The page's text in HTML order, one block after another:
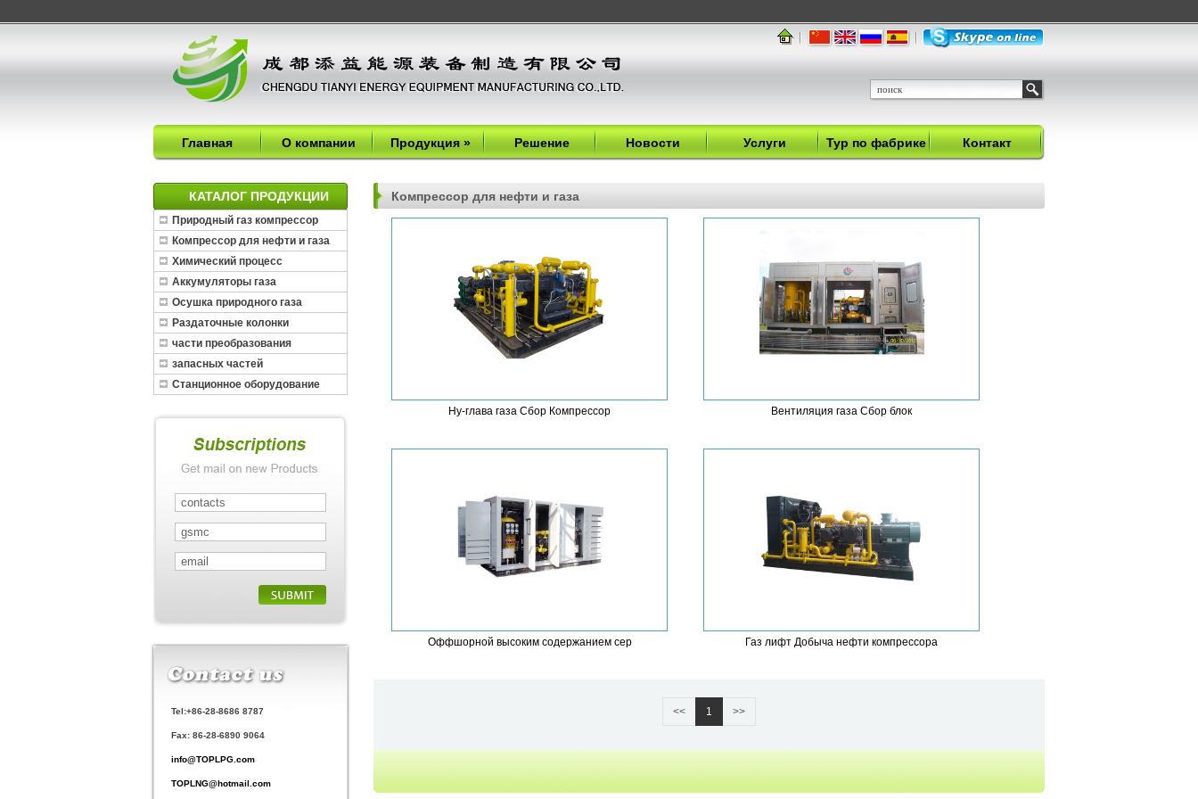
Главная О компании Продукция» Решение Новости Услуги Тур по фабрике Контакт
КАТАЛОГ ПРОДУКЦИИ
Природный газ компрессор
Компрессор для нефти и газа
Химический процесс
Аккумуляторы газа
Осушка природного газа
Раздаточные колонки
части преобразования
запасных частей
Станционное оборудование
Tel:+86-28-8686 8787
Fax: 86-28-6890 9064
info@TOPLPG.com
TOPLNG@hotmail.com
Компрессор для нефти и газа
Ну-глава газа Сбор Компрессор Вентиляция газа Сбор блок
Оффшорной высоким содержанием сер Газ лифт Добыча нефти компрессора
<< 1 >>